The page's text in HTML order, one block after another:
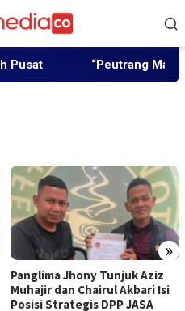
“Peutrang Mata”,
»
Panglima Jhony Tunjuk Aziz
Muhajir dan Chairul Akbari Isi
Posisi Strategis DPP JASA